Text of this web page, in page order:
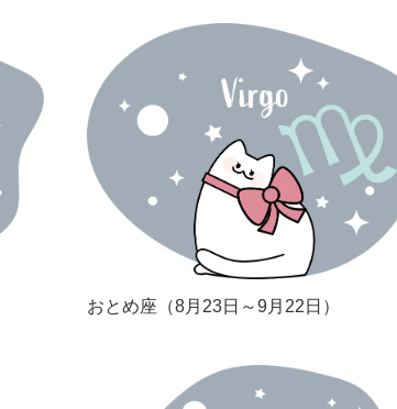
おとめ座（8月23日～9月22日）